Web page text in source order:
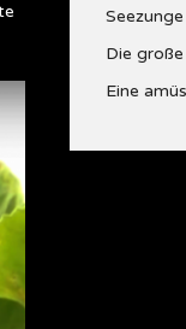
Die
Eine